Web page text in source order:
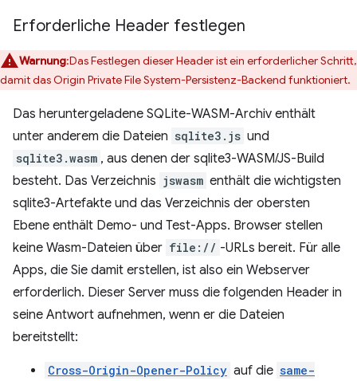
Erforderliche Header festlegen
Warnung:Das Festlegen dieser Header ist ein erforderlicher Schritt,
damit das Origin Private File System-Persistenz-Backend funktioniert.
Das heruntergeladene SQLite-WASM-Archiv enthält
unter anderem die Dateien sqlite3.js und
sqlite3.wasm , aus denen der sqlite3-WASM/JS-Build
besteht. Das Verzeichnis jswasm enthält die wichtigsten
sqlite3-Artefakte und das Verzeichnis der obersten
Ebene enthält Demo- und Test-Apps. Browser stellen
keine Wasm-Dateien über file:// -URLs bereit. Für alle
Apps, die Sie damit erstellen, ist also ein Webserver
erforderlich. Dieser Server muss die folgenden Header in
seine Antwort aufnehmen, wenn er die Dateien
bereitstellt:
Cross-Origin-Opener-Policy auf die same-